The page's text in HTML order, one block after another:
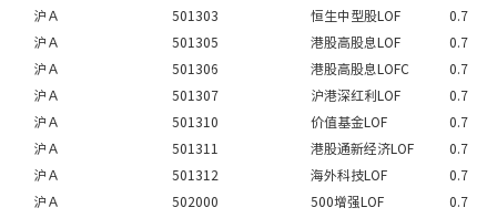
沪Ａ
501303 恒生中型股LOF
0.7
沪Ａ
501305 港股高股息LOF
0.7
沪Ａ
501306 港股高股息LOFC
0.7
沪Ａ
501307 沪港深红利LOF
0.7
沪Ａ
501310 价值基金LOF
0.7
沪Ａ
501311 港股通新经济LOF
0.7
沪Ａ
501312 海外科技LOF
0.7
沪Ａ
502000 500增强LOF
0.7